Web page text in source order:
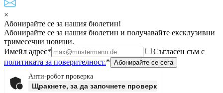
×
Абонирайте се за нашия бюлетин!
Абонирайте се за нашия бюлетин и получавайте ексклузивни
тримесечни новини.
Имейл адрес*
Съгласен съм с
политиката за поверителност.*
Анти-робот проверка
Щракнете, за да започнете проверката